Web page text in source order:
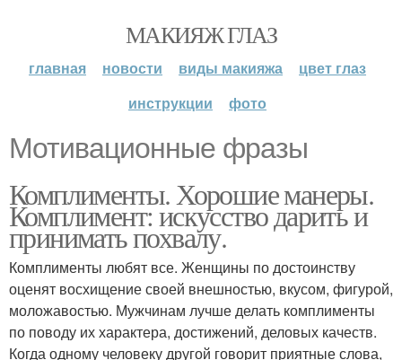
МАКИЯЖ ГЛАЗ
главная новости виды макияжа
цвет глаз
инструкции
фото
Мотивационные фразы
Комплименты. Хорошие манеры.
Комплимент: искусство дарить и
принимать похвалу.
Комплименты любят все. Женщины по достоинству
оценят восхищение своей внешностью, вкусом, фигурой,
моложавостью. Мужчинам лучше делать комплименты
по поводу их характера, достижений, деловых качеств.
Когда одному человеку другой говорит приятные слова,